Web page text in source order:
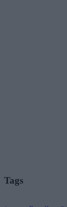
Tags